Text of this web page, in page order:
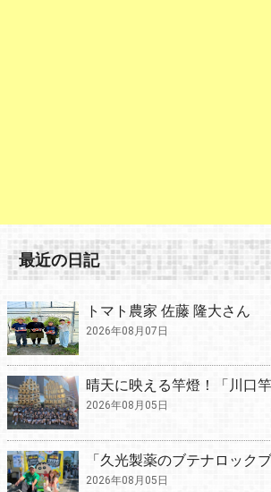
最近の日記
トマト農家 佐藤 隆大さん
2026年08月07日
晴天に映える竿燈！「川口竿
2026年08月05日
「久光製薬のブテナロックブ
2026年08月05日